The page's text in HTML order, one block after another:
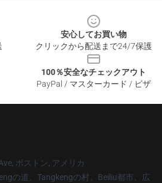
安心してお買い物
クリックから配送まで24/7保護
100％安全なチェックアウト
PayPal / マスターカード / ビザ
ボストン, アメリカ
の道、Tangkengの村、Beiliu都市、広